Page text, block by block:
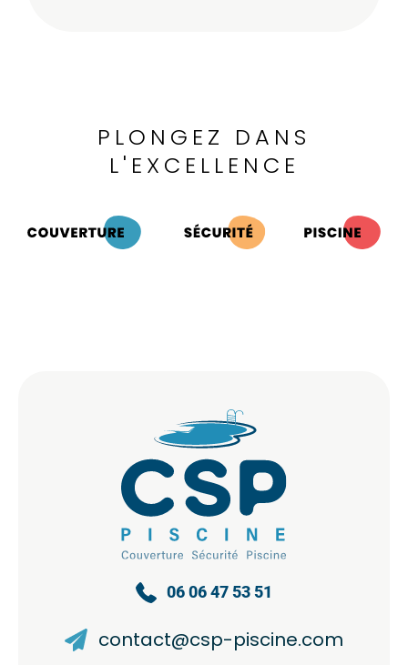
PLONGEZ DANS
L'EXCELLENCE
06 06 47 53 51
contact@csp-piscine.com